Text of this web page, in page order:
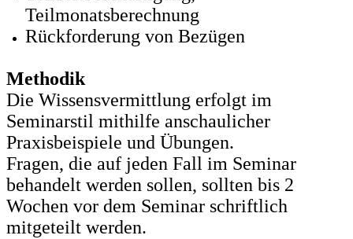
Teilmonatsberechnung
Rückforderung von Bezügen
Methodik
Die Wissensvermittlung erfolgt im
Seminarstil mithilfe anschaulicher
Praxisbeispiele und Übungen.
Fragen, die auf jeden Fall im Seminar
behandelt werden sollen, sollten bis 2
Wochen vor dem Seminar schriftlich
mitgeteilt werden.